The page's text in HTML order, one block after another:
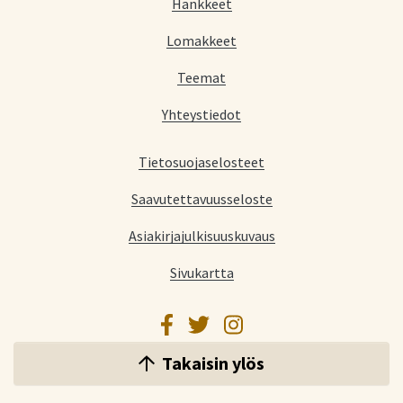
Hankkeet
Lomakkeet
Teemat
Yhteystiedot
Tietosuojaselosteet
Saavutettavuusseloste
Asiakirjajulkisuuskuvaus
Sivukartta
Facebook
TwitterInstagram
Takaisin ylös